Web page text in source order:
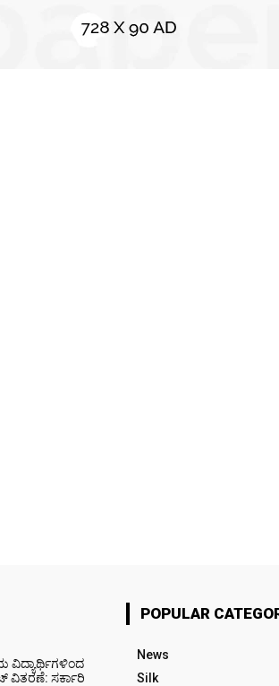
ವಿದ್ಯಾರ್ಥಿಗಳಿಂದ
ವಿತರಣೆ: ಸರ್ಕಾರಿ
POPULAR
News
Silk